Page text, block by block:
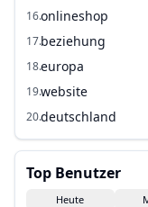
16.onlineshop
17.beziehung
18.europa
19.website
20.deutschland
Top Benutzer
Heute